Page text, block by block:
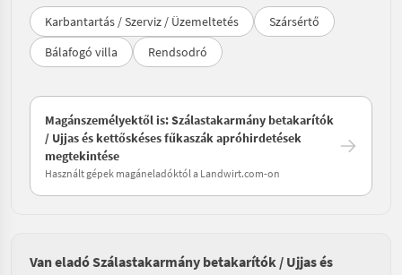
Karbantartás / Szerviz / Üzemeltetés
Szársértő
Bálafogó villa
Rendsodró
Magánszemélyektől is: Szálastakarmány betakarítók
/ Ujjas és kettőskéses fűkaszák apróhirdetések
megtekintése
Használt gépek magáneladóktól a Landwirt.com-on
Van eladó Szálastakarmány betakarítók / Ujjas és